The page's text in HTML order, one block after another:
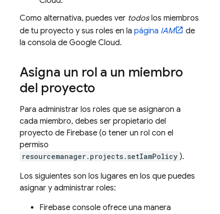
Como alternativa, puedes ver todoslos miembros
de tu proyecto y sus roles en la página IAM
de
la consola de Google Cloud.
Asigna un rol a un miembro
del proyecto
Para administrar los roles que se asignaron a
cada miembro, debes ser propietario del
proyecto de Firebase (o tener un rol con el
permiso
resourcemanager.projects.setIamPolicy ).
Los siguientes son los lugares en los que puedes
asignar y administrar roles:
Firebase console ofrece una manera